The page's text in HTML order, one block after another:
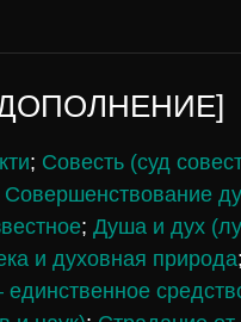
; Совесть (суд
Совершенствование
; Душа и дух
и духовная природа;
единственное